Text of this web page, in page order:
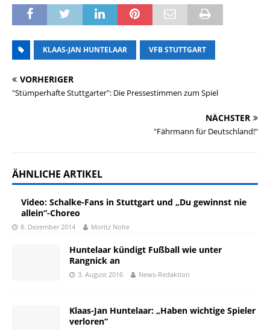
KLAAS-JAN HUNTELAAR VFB STUTTGART
VORHERIGER
"Stümperhafte Stuttgarter": Die Pressestimmen zum Spiel
NÄCHSTER
"Fährmann für Deutschland!"
ÄHNLICHE ARTIKEL
Video: Schalke-Fans in Stuttgart und „Du gewinnst nie
allein“-Choreo
8. Dezember 2014 Moritz Nolte
Huntelaar kündigt Fußball wie unter
Rangnick an
3. August 2016 News-Redaktion
Klaas-Jan Huntelaar: „Haben wichtige Spieler
verloren“